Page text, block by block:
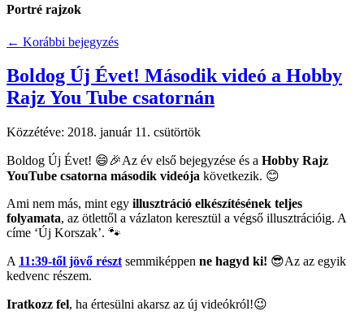
Portré rajzok
← Korábbi bejegyzés
Boldog Új Évet! Második videó a Hobby
Rajz You Tube csatornán
Közzétéve: 2018. január 11. csütörtök
Boldog Új Évet! 😄🎉Az év első bejegyzése és a Hobby Rajz
YouTube csatorna második videója következik. 😊
Ami nem más, mint egy illusztráció elkészítésének teljes
folyamata, az ötlettől a vázlaton keresztül a végső illusztrációig. A
címe ‘Új Korszak’. 🐾
A 11:39-től jövő részt semmiképpen ne hagyd ki! 😎Az az egyik
kedvenc részem.
Iratkozz fel, ha értesülni akarsz az új videókról!😉